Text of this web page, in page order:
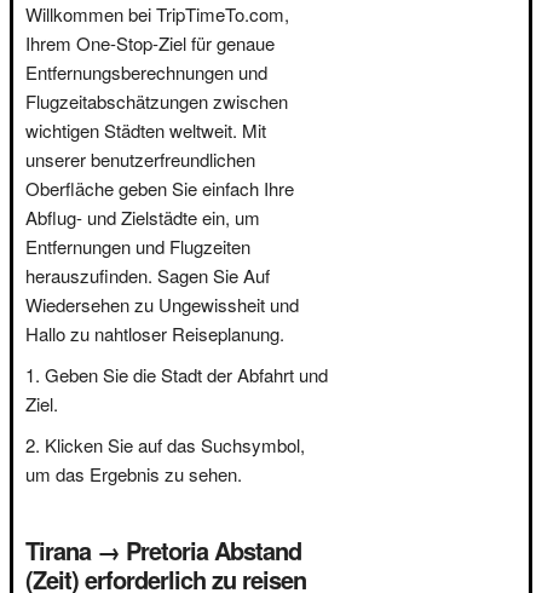
Willkommen bei TripTimeTo.com,
Ihrem One-Stop-Ziel für genaue
Entfernungsberechnungen und
Flugzeitabschätzungen zwischen
wichtigen Städten weltweit. Mit
unserer benutzerfreundlichen
Oberfläche geben Sie einfach Ihre
Abflug- und Zielstädte ein, um
Entfernungen und Flugzeiten
herauszufinden. Sagen Sie Auf
Wiedersehen zu Ungewissheit und
Hallo zu nahtloser Reiseplanung.
Geben Sie die Stadt der Abfahrt und
Ziel.
Klicken Sie auf das Suchsymbol,
um das Ergebnis zu sehen.
Tirana → Pretoria Abstand
(Zeit) erforderlich zu reisen